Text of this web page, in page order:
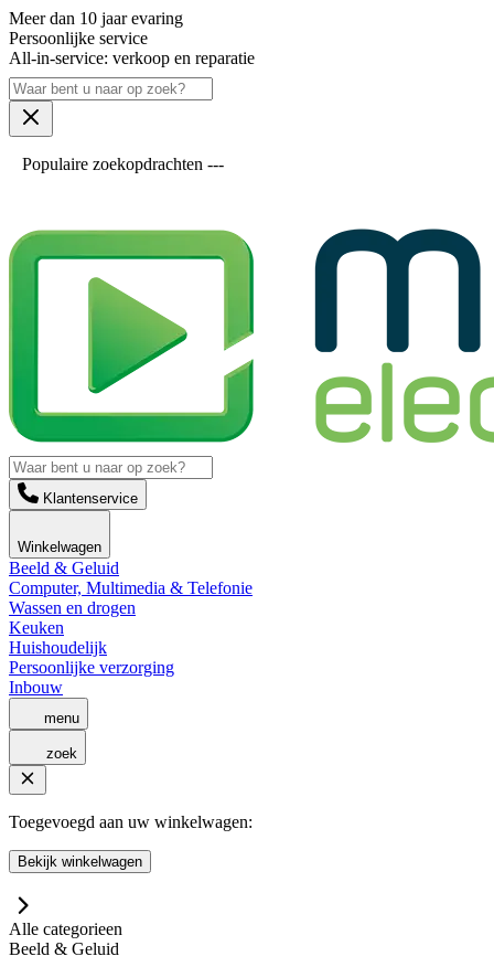
Meer dan 10 jaar evaring
Persoonlijke service
All-in-service: verkoop en reparatie
Populaire zoekopdrachten ---
Klantenservice
Winkelwagen
Beeld & Geluid
Computer, Multimedia & Telefonie
Wassen en drogen
Keuken
Huishoudelijk
Persoonlijke verzorging
Inbouw
menu
zoek
Toegevoegd aan uw winkelwagen:
Bekijk winkelwagen
Alle categorieen
Beeld & Geluid